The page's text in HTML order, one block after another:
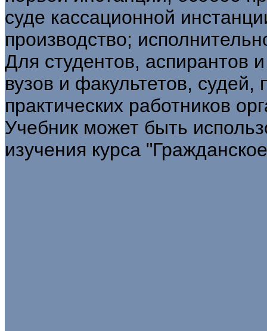
суде кассационной
производство;
Для студентов, аспирантов
вузов и факультетов,
практических работников
Учебник может быть
изучения курса